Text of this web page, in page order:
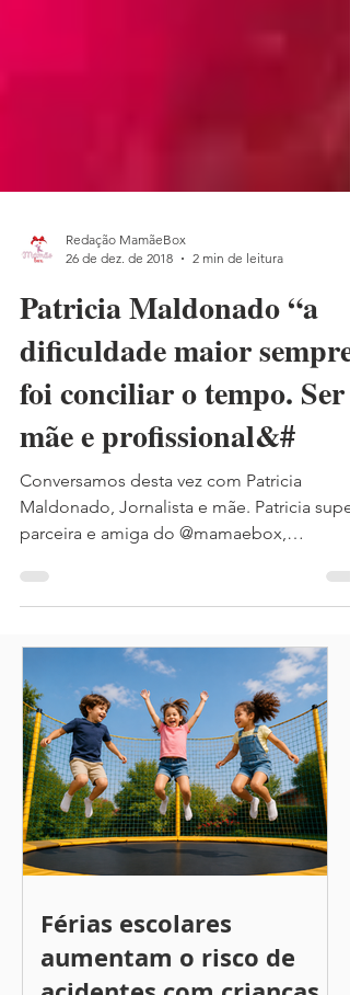
26 de dez. de 2018
2 min de leitura
Patricia Maldonado “a
dificuldade maior sempre
foi conciliar o tempo. Ser
mãe e profissional&#
Conversamos desta vez com Patricia
Maldonado, Jornalista e mãe. Patricia super
parceira e amiga do @mamaebox,
gentilmente, nos concedeu...
Férias escolares